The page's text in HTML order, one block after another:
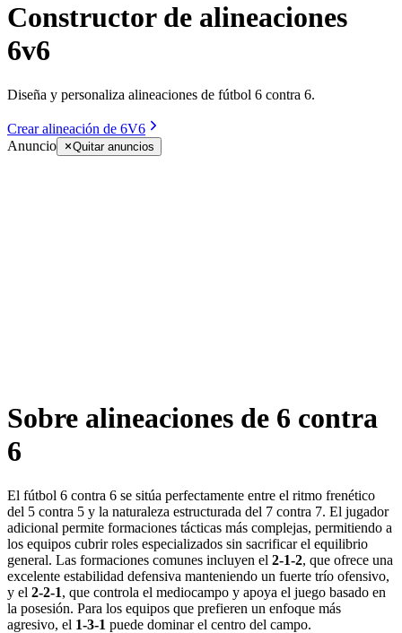
Constructor de alineaciones
6v6
Diseña y personaliza alineaciones de fútbol 6 contra 6.
Crear alineación de 6V6
Anuncio
Quitar anuncios
Sobre alineaciones de 6 contra
6
El fútbol 6 contra 6 se sitúa perfectamente entre el ritmo frenético
del 5 contra 5 y la naturaleza estructurada del 7 contra 7. El jugador
adicional permite formaciones tácticas más complejas, permitiendo a
los equipos cubrir roles especializados sin sacrificar el equilibrio
general. Las formaciones comunes incluyen el 2-1-2, que ofrece una
excelente estabilidad defensiva manteniendo un fuerte trío ofensivo,
y el 2-2-1, que controla el mediocampo y apoya el juego basado en
la posesión. Para los equipos que prefieren un enfoque más
agresivo, el 1-3-1 puede dominar el centro del campo.